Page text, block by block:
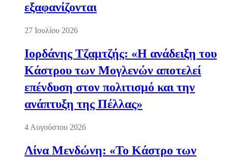
εξαφανίζονται
27 Ιουλίου 2026
Ιορδάνης Τζαμτζής: «Η ανάδειξη του
Κάστρου των Μογλενών αποτελεί
επένδυση στον πολιτισμό και την
ανάπτυξη της Πέλλας»
4 Αυγούστου 2026
Λίνα Μενδώνη: «Το Κάστρο των